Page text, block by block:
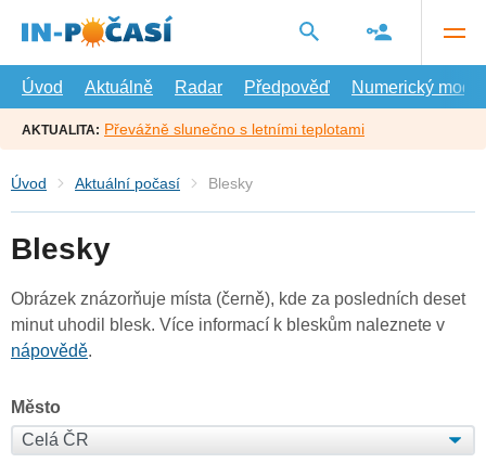
hlavní
Úvod
Aktuálně Radar Předpověď Numerický model
AKTUALITA: Převážně slunečno s letními teplotami
Úvod Aktuální počasí Blesky
Blesky
Obrázek znázorňuje místa (černě), kde za posledních deset
minut uhodil blesk. Více informací k bleskům naleznete v
nápovědě.
Město